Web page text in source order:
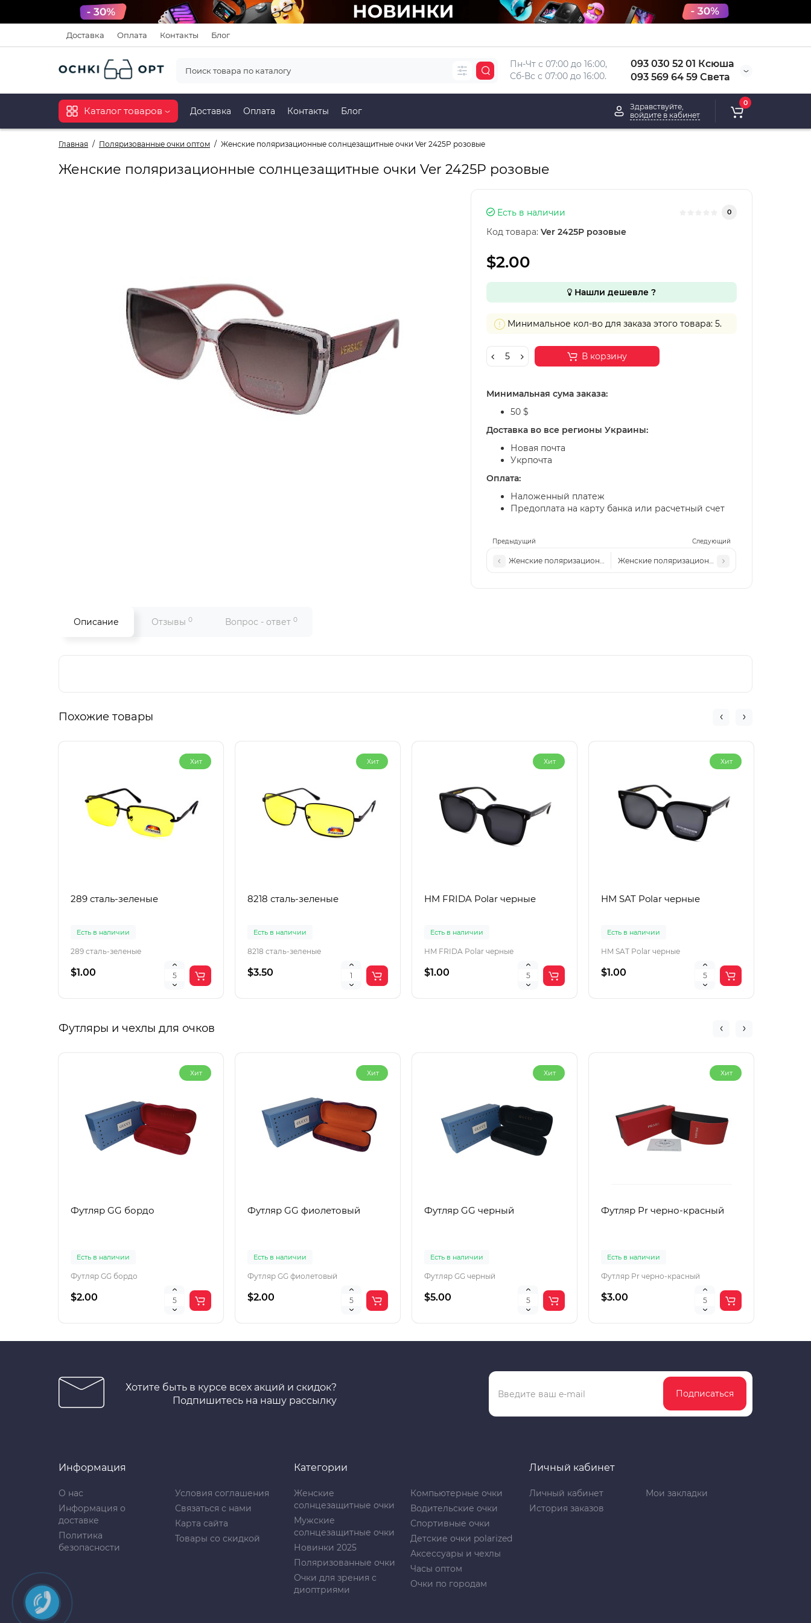
Доставка Оплата Контакты Блог
Пн-Чт с 07:00 до 16:00,
Сб-Вс с 07:00 до 16:00.
093 030 52 01 Ксюша
093 569 64 59 Света
Каталог товаров Доставка Оплата Контакты Блог
Здравствуйте,
войдите в кабинет
0
Главная Поляризованные очки оптом Женские поляризационные солнцезащитные очки Ver 2425P розовые
Женские поляризационные солнцезащитные очки Ver 2425P розовые
Предыдущий Следующий
Женские поляризационные солнцезащитные очки LV 2430P черно-черные
Женские поляризационные солнцезащитные очки
Есть в наличии 0
Код товара: Ver 2425P розовые
$2.00
Нашли дешевле ?
Минимальное кол-во для заказа этого товара: 5.
В корзину
Минимальная сума заказа:
50 $
Доставка во все регионы Украины:
Новая почта
Укрпочта
Оплата:
Наложенный платеж
Предоплата на карту банка или расчетный счет
Описание Отзывы 0 Вопрос - ответ 0
Похожие товары
Хит
289 сталь-зеленые
Есть в наличии
289 сталь-зеленые
$1.00
Хит
8218 сталь-зеленые
Есть в наличии
8218 сталь-зеленые
$3.50
Хит
HM FRIDA Polar черные
Есть в наличии
HM FRIDA Polar черные
$1.00
Хит
HM SAT Polar черные
Есть в наличии
HM SAT Polar черные
$1.00
Футляры и чехлы для очков
Хит
Футляр GG бордо
Есть в наличии
Футляр GG бордо
$2.00
Хит
Футляр GG фиолетовый
Есть в наличии
Футляр GG фиолетовый
$2.00
Хит
Футляр GG черный
Есть в наличии
Футляр GG черный
$5.00
Хит
Футляр Pr черно-красный
Есть в наличии
Футляр Pr черно-красный
$3.00
Хотите быть в курсе всех акций и скидок?
Подпишитесь на нашу рассылку
Подписаться
Информация
О нас
Информация о
доставке
Политика
безопасности
Условия соглашения
Связаться с нами
Карта сайта
Товары со скидкой
Категории
Женские
солнцезащитные очки
Мужские
солнцезащитные очки
Новинки 2025
Поляризованные очки
Очки для зрения с
диоптриями
Компьютерные очки
Водительские очки
Спортивные очки
Детские очки polarized
Аксессуары и чехлы
Часы оптом
Очки по городам
Личный кабинет
Личный кабинет
История заказов
Мои закладки